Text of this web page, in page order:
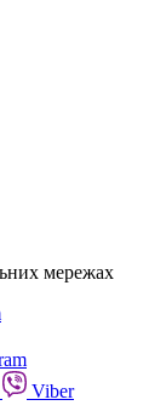
мережах
Viber